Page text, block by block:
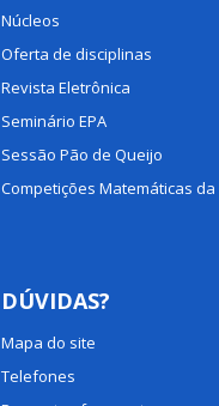
Núcleos
Oferta de disciplinas
Revista Eletrônica
Seminário EPA
Sessão Pão de Queijo
Competições Matemáticas da
DÚVIDAS?
Mapa do site
Telefones